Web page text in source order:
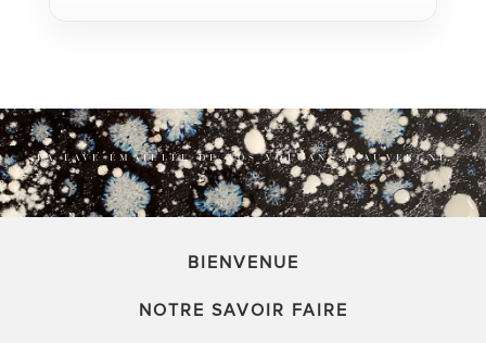
LA LAVE ÉMAILLÉE DE NOS VOLCANS D’AUVERGNE
BIENVENUE
NOTRE SAVOIR FAIRE